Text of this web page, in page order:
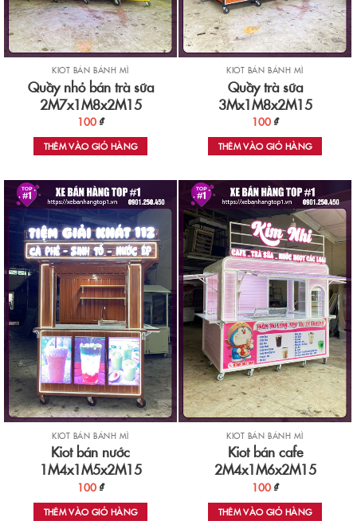
KIOT BÁN BÁNH MÌ
Quầy nhỏ bán trà sữa
2M7x1M8x2M15
100 ₫
THÊM VÀO GIỎ HÀNG
KIOT BÁN BÁNH MÌ
Quầy trà sữa
3Mx1M8x2M15
100 ₫
THÊM VÀO GIỎ HÀNG
KIOT BÁN BÁNH MÌ
Kiot bán nước
1M4x1M5x2M15
100 ₫
THÊM VÀO GIỎ HÀNG
KIOT BÁN BÁNH MÌ
Kiot bán cafe
2M4x1M6x2M15
100 ₫
THÊM VÀO GIỎ HÀNG